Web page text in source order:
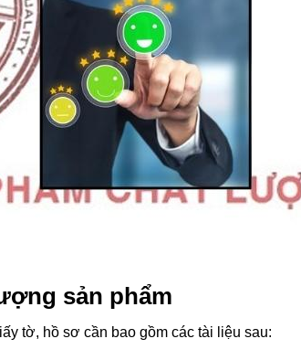
sản phẩm
tờ, hồ sơ cần bao gồm các tài liệu sau: